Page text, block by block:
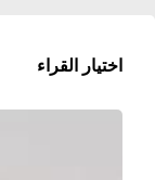
اختيار القراء